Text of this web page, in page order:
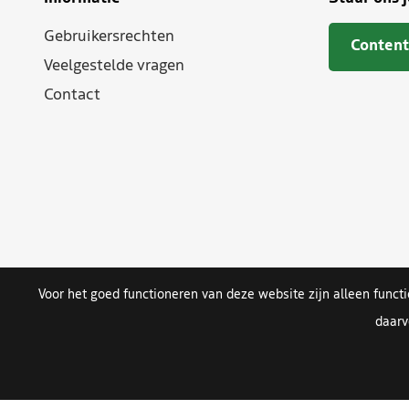
Gebruikersrechten
Veelgestelde vragen
Contact
Voor het goed functioneren van deze website zijn alleen